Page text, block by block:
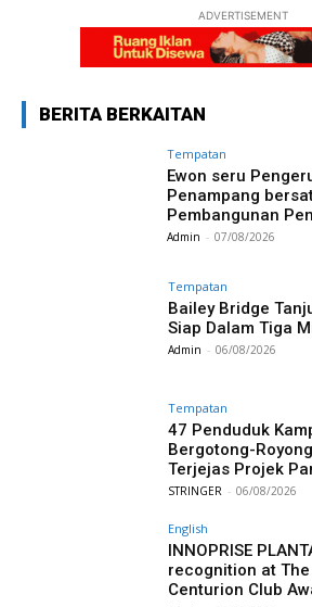
ADVERTISEMENT
BERITA BERKAITAN
Tempatan
Ewon seru
Penampang
Pembangunan
Admin - 07/08/2026
Tempatan
Bailey Bridge
Siap Dalam Tiga
Admin - 06/08/2026
Tempatan
47 Penduduk
Bergotong-
Terjejas Projek
STRINGER - 06/08/2026
English
INNOPRISE
recognition at
Centurion Club